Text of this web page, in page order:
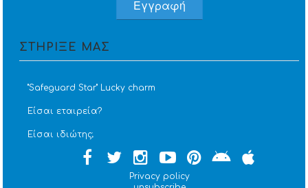
ΣΤΗΡΙΞΕ ΜΑΣ
''Safeguard Star'' Lucky charm
Είσαι εταιρεία?
Είσαι ιδιώτης;
Privacy policy